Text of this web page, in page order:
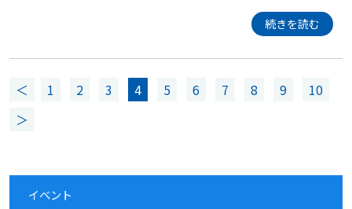
続きを読む
＜ 1 2 3 4 5 6 7 8 9
10
＞
イベント